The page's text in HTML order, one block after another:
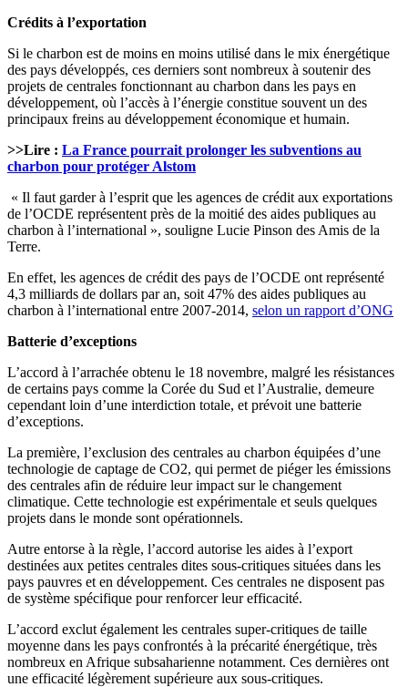
Crédits à l’exportation
Si le charbon est de moins en moins utilisé dans le mix énergétique
des pays développés, ces derniers sont nombreux à soutenir des
projets de centrales fonctionnant au charbon dans les pays en
développement, où l’accès à l’énergie constitue souvent un des
principaux freins au développement économique et humain.
>>Lire : La France pourrait prolonger les subventions au
charbon pour protéger Alstom
« Il faut garder à l’esprit que les agences de crédit aux exportations
de l’OCDE représentent près de la moitié des aides publiques au
charbon à l’international », souligne Lucie Pinson des Amis de la
Terre.
En effet, les agences de crédit des pays de l’OCDE ont représenté
4,3 milliards de dollars par an, soit 47% des aides publiques au
charbon à l’international entre 2007-2014, selon un rapport d’ONG
Batterie d’exceptions
L’accord à l’arrachée obtenu le 18 novembre, malgré les résistances
de certains pays comme la Corée du Sud et l’Australie, demeure
cependant loin d’une interdiction totale, et prévoit une batterie
d’exceptions.
La première, l’exclusion des centrales au charbon équipées d’une
technologie de captage de CO2, qui permet de piéger les émissions
des centrales afin de réduire leur impact sur le changement
climatique. Cette technologie est expérimentale et seuls quelques
projets dans le monde sont opérationnels.
Autre entorse à la règle, l’accord autorise les aides à l’export
destinées aux petites centrales dites sous-critiques situées dans les
pays pauvres et en développement. Ces centrales ne disposent pas
de système spécifique pour renforcer leur efficacité.
L’accord exclut également les centrales super-critiques de taille
moyenne dans les pays confrontés à la précarité énergétique, très
nombreux en Afrique subsaharienne notamment. Ces dernières ont
une efficacité légèrement supérieure aux sous-critiques.